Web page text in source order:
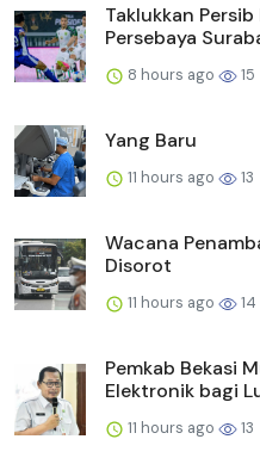
Taklukkan
Persebaya
8 hours ago 15
Yang Baru
11 hours ago 13
Wacana
Disorot
11 hours ago 14
Pemkab Bekasi
Elektronik bagi
11 hours ago 13